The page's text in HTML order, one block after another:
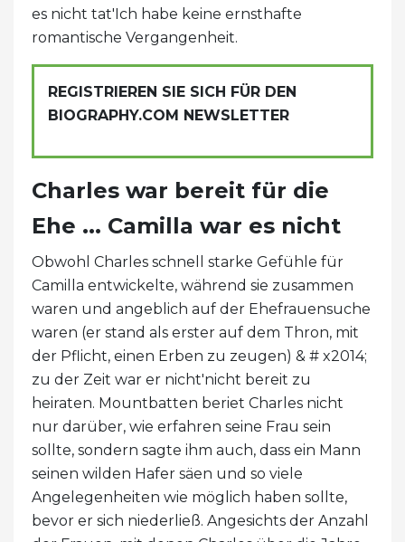
es nicht tat'Ich habe keine ernsthafte
romantische Vergangenheit.
REGISTRIEREN SIE SICH FÜR DEN
BIOGRAPHY.COM NEWSLETTER
Charles war bereit für die
Ehe ... Camilla war es nicht
Obwohl Charles schnell starke Gefühle für
Camilla entwickelte, während sie zusammen
waren und angeblich auf der Ehefrauensuche
waren (er stand als erster auf dem Thron, mit
der Pflicht, einen Erben zu zeugen) & # x2014;
zu der Zeit war er nicht'nicht bereit zu
heiraten. Mountbatten beriet Charles nicht
nur darüber, wie erfahren seine Frau sein
sollte, sondern sagte ihm auch, dass ein Mann
seinen wilden Hafer säen und so viele
Angelegenheiten wie möglich haben sollte,
bevor er sich niederließ. Angesichts der Anzahl